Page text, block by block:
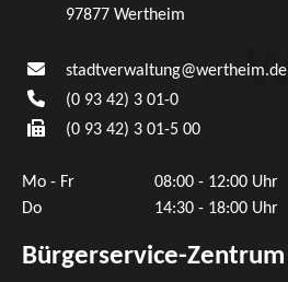
97877 Wertheim
stadtverwaltung@wertheim.de
(0 93 42) 3 01-0
(0 93 42) 3 01-5 00
Mo - Fr
08:00 - 12:00 Uhr
Do
14:30 - 18:00 Uhr
Bürgerservice-Zentrum